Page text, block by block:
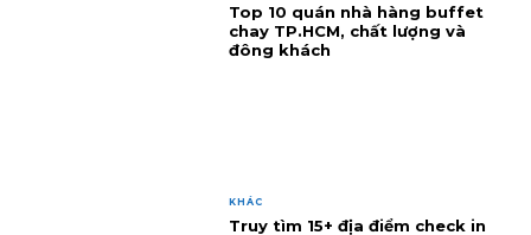
Top 10 quán nhà hàng buffet
chay TP.HCM, chất lượng và
đông khách
KHÁC
Truy tìm 15+ địa điểm check in